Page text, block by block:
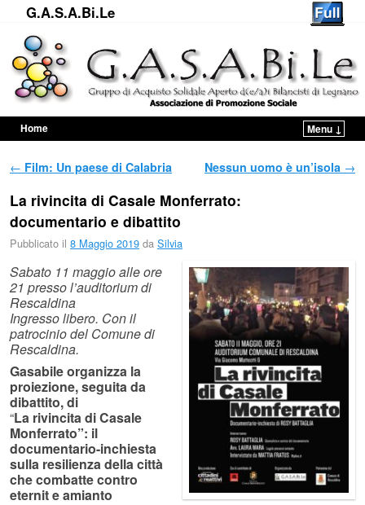
G.A.S.A.Bi.Le
Home
Menu ↓
Navigazione Articoli
← Film: Un paese di Calabria Nessun uomo è un’isola →
La rivincita di Casale Monferrato:
documentario e dibattito
Pubblicato il 8 Maggio 2019 da Silvia
Sabato 11 maggio alle ore
21 presso l’auditorium di
Rescaldina
Ingresso libero. Con il
patrocinio del Comune di
Rescaldina.
Gasabile organizza la
proiezione, seguita da
dibattito, di
“La rivincita di Casale
Monferrato”: il
documentario-inchiesta
sulla resilienza della città
che combatte contro
eternit e amianto